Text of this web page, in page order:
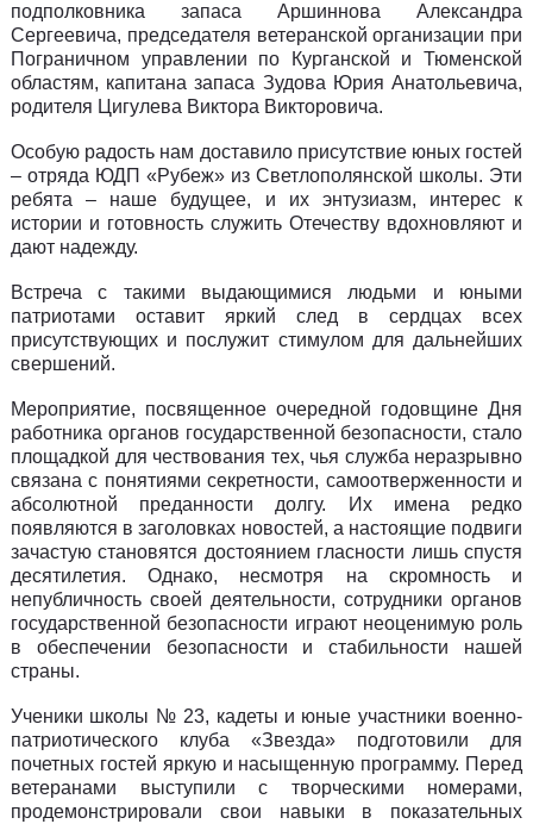
подполковника запаса Аршиннова Александра
Сергеевича, председателя ветеранской организации при
Пограничном управлении по Курганской и Тюменской
областям, капитана запаса Зудова Юрия Анатольевича,
родителя Цигулева Виктора Викторовича.
Особую радость нам доставило присутствие юных гостей
– отряда ЮДП «Рубеж» из Светлополянской школы. Эти
ребята – наше будущее, и их энтузиазм, интерес к
истории и готовность служить Отечеству вдохновляют и
дают надежду.
Встреча с такими выдающимися людьми и юными
патриотами оставит яркий след в сердцах всех
присутствующих и послужит стимулом для дальнейших
свершений.
Мероприятие, посвященное очередной годовщине Дня
работника органов государственной безопасности, стало
площадкой для чествования тех, чья служба неразрывно
связана с понятиями секретности, самоотверженности и
абсолютной преданности долгу. Их имена редко
появляются в заголовках новостей, а настоящие подвиги
зачастую становятся достоянием гласности лишь спустя
десятилетия. Однако, несмотря на скромность и
непубличность своей деятельности, сотрудники органов
государственной безопасности играют неоценимую роль
в обеспечении безопасности и стабильности нашей
страны.
Ученики школы № 23, кадеты и юные участники военно-
патриотического клуба «Звезда» подготовили для
почетных гостей яркую и насыщенную программу. Перед
ветеранами выступили с творческими номерами,
продемонстрировали свои навыки в показательных